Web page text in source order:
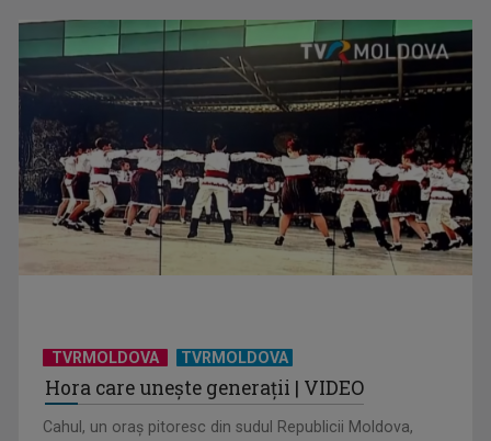
TVRMOLDOVA TVRMOLDOVA
Hora care unește generații | VIDEO
Cahul, un oraș pitoresc din sudul Republicii Moldova,